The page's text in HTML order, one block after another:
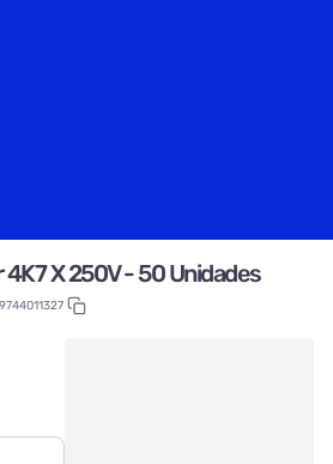
X 250V - 50 Unidades